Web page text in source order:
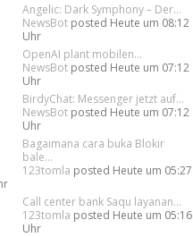
Angelic: Dark Symphony – Der...
NewsBot posted Heute um 08:12
Uhr
OpenAI plant mobilen...
NewsBot posted Heute um 07:12
Uhr
BirdyChat: Messenger jetzt auf...
NewsBot posted Heute um 07:12
Uhr
Bagaimana cara buka Blokir
bale...
123tomla posted Heute um 05:27
Call center bank Saqu layanan...
123tomla posted Heute um 05:16
Uhr